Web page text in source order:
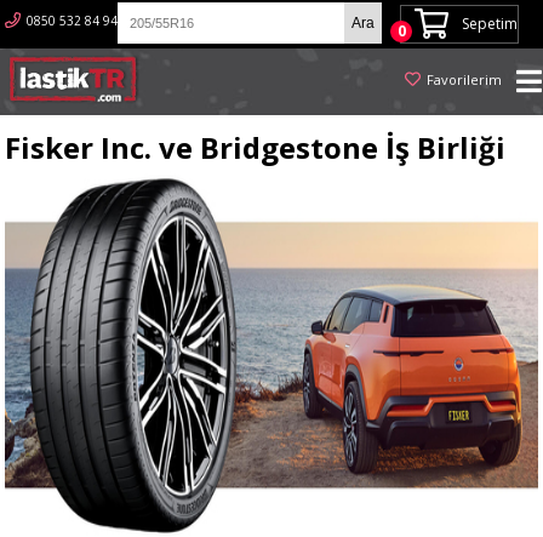
Sepetim
0
Favorilerim
0850 532 84 94
Fisker Inc. ve Bridgestone İş Birliği